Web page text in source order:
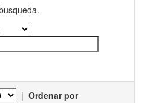
| Ordenar por